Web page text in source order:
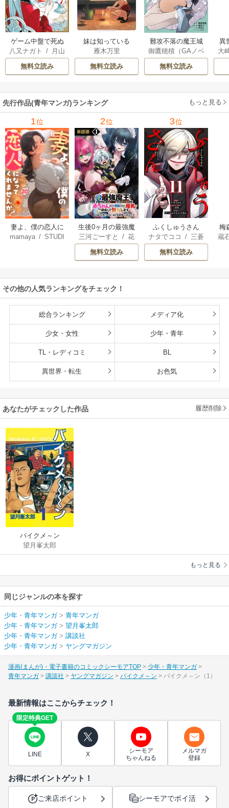
ゲーム中盤で死ぬ
悪役貴族に転生し
たので、外れスキ
ル【テイム】を駆
してみた
八又ナガト /
月山
可也
無料立読み
妹は知っている
雁木万里
無料立読み
難攻不落の魔王城
へようこそ～デバ
フは不要と勇者パ
ーティーを追い出
魔王軍の最高幹部
に迎えられる～
御鷹穂積（GAノベ
ル／SBクリエイテ
ィブ刊）/蚕堂j1
六/ユウヒ
無料立読み
異
は
大
Ａ
先行作品(青年マンガ)ランキング もっと見る
1位
妻よ、僕の恋人に
なってくれません
mamaya/STUDI
2位
生後0ヶ月の最強魔
王 食べるだけ強
くなるチート能力
持ち転生者だけど
雄たちの母乳で成
長して無双します
三河ごーすと /花
房雪/ マップ
無料立読み
3位
ふくしゅうさん
ナタでココ /三蒼
/
チームふくし
ゅうさん
無料立読み
梅
蔵
その他の人気ランキングをチェック！
総合ランキング メディア化
少女・女性 少年・青年
TL・レディコミ BL
異世界・転生 お色気
あなたがチェックした作品 履歴削除
バイクメ～ン
望月峯太郎
もっと見る
同じジャンルの本を探す
少年・青年マンガ> 青年マンガ
少年・青年マンガ> 望月峯太郎
少年・青年マンガ> 講談社
少年・青年マンガ> ヤングマガジン
漫画(まんが)・電子書籍のコミックシーモアTOP
少年・青年マンガ
青年マンガ
講談社 ヤングマガジン バイクメ～ン バイクメ～ン（1）
最新情報はここからチェック！
限定特典GET
LINE X
シーモア
ちゃんねる
メルマガ
登録
お得にポイントゲット！
ご来店ポイント シーモアでポイ活